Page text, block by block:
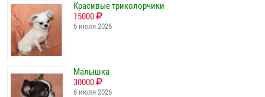
Красивые триколорчики
15000
6 июля 2026
Малышка
30000
6 июля 2026